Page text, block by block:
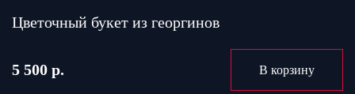
Цветочный букет из георгинов
5 500 р. В корзину